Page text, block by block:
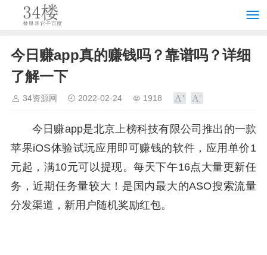
今日赚app真的赚钱吗？靠谱吗？详细
了解一下
34资源网 2022-02-24 1918
今日赚app是北京上榜科技有限公司推出的一款
苹果iOS体验试玩应用即可赚钱的软件，应用单价1
元起，满10元可以提现。每天下午16点大量更新任
务，近期任务量较大！是国内最大的ASO搜索流量
分发渠道，新用户随机奖励红包。